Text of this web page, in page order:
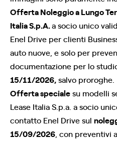
Offerta Noleggio a Lungo
Italia S.p.A.a socio unico
Enel Drive per clienti
auto nuove, e solo per
documentazione per lo
15/11/2026,salvo proroghe.
Offerta specialesu modelli
Lease Italia S.p.a. a socio
contatto Enel Drive sul
15/09/2026 , con preventivi